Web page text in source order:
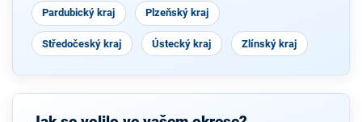
Pardubický kraj Plzeňský kraj
Středočeský kraj Ústecký kraj Zlínský kraj